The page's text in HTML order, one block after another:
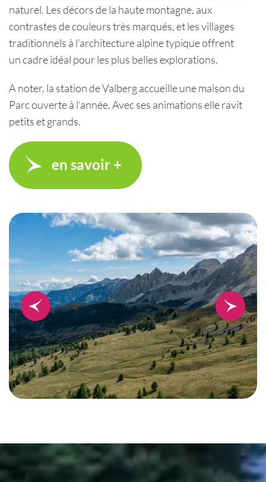
naturel. Les décors de la haute montagne, aux
contrastes de couleurs très marqués, et les villages
traditionnels à l’architecture alpine typique offrent
un cadre idéal pour les plus belles explorations.
A noter, la station de Valberg accueille une maison du
Parc ouverte à l’année. Avec ses animations elle ravit
petits et grands.
en savoir +